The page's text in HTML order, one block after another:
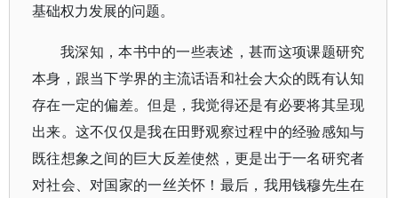
基础权力发展的问题。
我深知，本书中的一些表述，甚而这项课题研究
本身，跟当下学界的主流话语和社会大众的既有认知
存在一定的偏差。但是，我觉得还是有必要将其呈现
出来。这不仅仅是我在田野观察过程中的经验感知与
既往想象之间的巨大反差使然，更是出于一名研究者
对社会、对国家的一丝关怀！最后，我用钱穆先生在